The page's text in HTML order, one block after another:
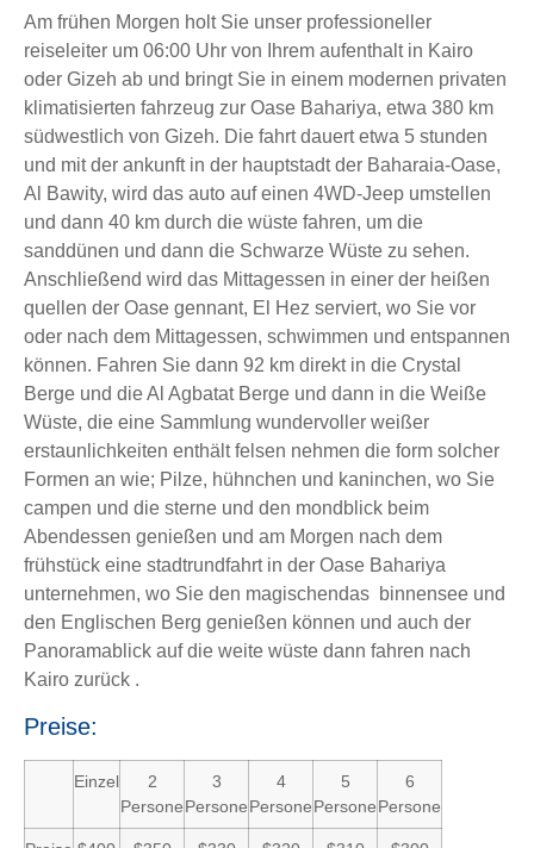
Am frühen Morgen holt Sie unser professioneller
reiseleiter um 06:00 Uhr von Ihrem aufenthalt in Kairo
oder Gizeh ab und bringt Sie in einem modernen privaten
klimatisierten fahrzeug zur Oase Bahariya, etwa 380 km
südwestlich von Gizeh. Die fahrt dauert etwa 5 stunden
und mit der ankunft in der hauptstadt der Baharaia-Oase,
Al Bawity, wird das auto auf einen 4WD-Jeep umstellen
und dann 40 km durch die wüste fahren, um die
sanddünen und dann die Schwarze Wüste zu sehen.
Anschließend wird das Mittagessen in einer der heißen
quellen der Oase gennant, El Hez serviert, wo Sie vor
oder nach dem Mittagessen, schwimmen und entspannen
können. Fahren Sie dann 92 km direkt in die Crystal
Berge und die Al Agbatat Berge und dann in die Weiße
Wüste, die eine Sammlung wundervoller weißer
erstaunlichkeiten enthält felsen nehmen die form solcher
Formen an wie; Pilze, hühnchen und kaninchen, wo Sie
campen und die sterne und den mondblick beim
Abendessen genießen und am Morgen nach dem
frühstück eine stadtrundfahrt in der Oase Bahariya
unternehmen, wo Sie den magischendas binnensee und
den Englischen Berg genießen können und auch der
Panoramablick auf die weite wüste dann fahren nach
Kairo zurück .
Preise:
Einzel
2
Persone
3
Persone
4
Persone
5
Persone
6
Persone